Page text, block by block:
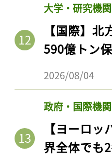
大学・研究機関
【国際】
590億トン
2026/08/04
政府・国際機
【ヨーロ
界全体でも